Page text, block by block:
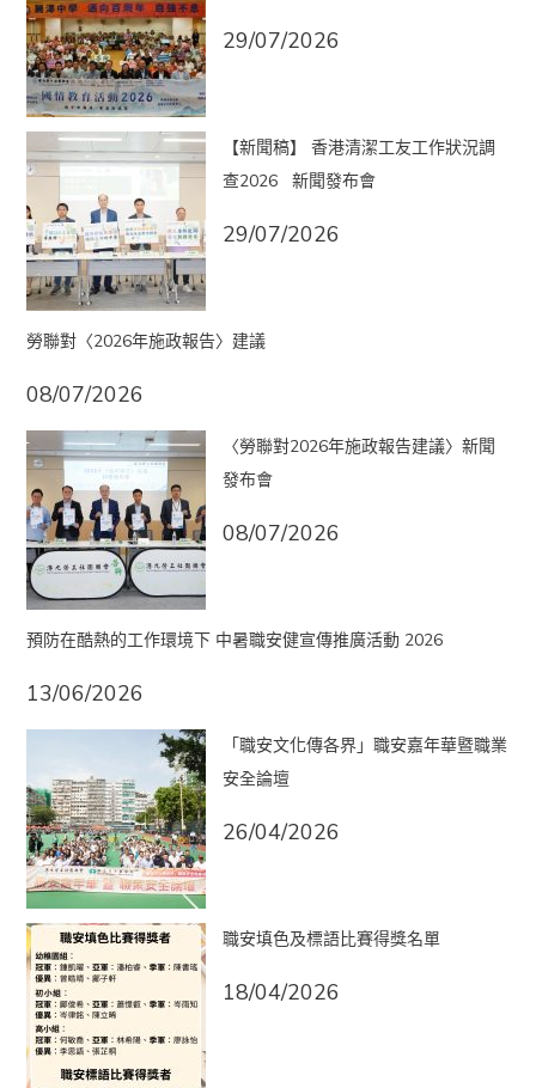
29/07/2026
【新聞稿】 香港清潔工友工作狀況調
查2026 新聞發布會
29/07/2026
勞聯對〈2026年施政報告〉建議
08/07/2026
〈勞聯對2026年施政報告建議〉新聞
發布會
08/07/2026
預防在酷熱的工作環境下 中暑職安健宣傳推廣活動 2026
13/06/2026
「職安文化傳各界」職安嘉年華暨職業
安全論壇
26/04/2026
職安填色及標語比賽得獎名單
18/04/2026